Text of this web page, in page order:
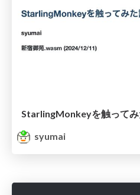
StarlingMonkeyを触ってみ
syumai